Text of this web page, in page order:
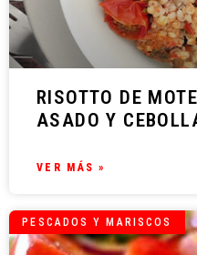
RISOTTO DE
ASADO Y
VER MÁS »
PESCADOS Y MARISCOS